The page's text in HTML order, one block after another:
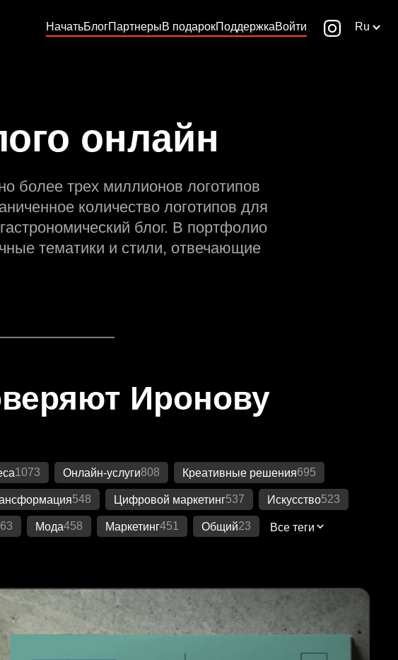
НачатьБлогПартнерыВ подарокПоддержкаВойти Ru
онлайн
более трех миллионов логотипов
количество логотипов для
блог. В портфолио
тематики и стили, отвечающие
Иронову
1073 Онлайн-услуги808 Креативные решения695
548 Цифровой маркетинг537 Искусство523
Мода458 Маркетинг451 Общий23 Все теги